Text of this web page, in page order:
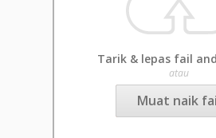
Tarik & lepas fail
atau
Muat naik